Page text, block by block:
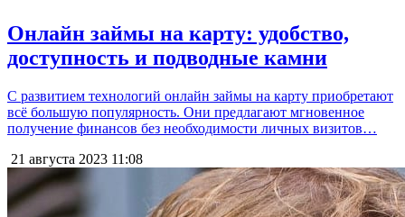
Онлайн займы на карту: удобство,
доступность и подводные камни
С развитием технологий онлайн займы на карту приобретают
всё большую популярность. Они предлагают мгновенное
получение финансов без необходимости личных визитов…
21 августа 2023 11:08